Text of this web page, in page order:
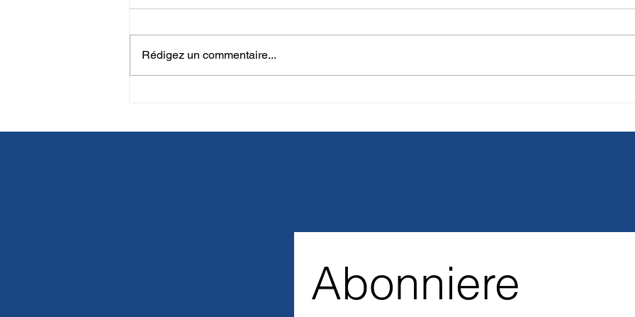
pourquoi cette différence est
complet
Rédigez un commentaire...
Abonniere